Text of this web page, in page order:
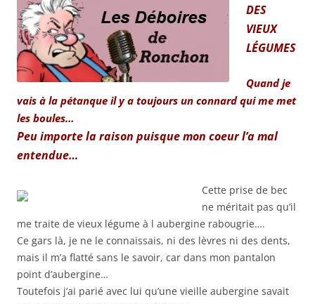
DES
VIEUX
LÉGUMES
Quand je
vais à la pétanque il y a toujours un connard qui me met
les boules…
Peu importe la raison puisque mon coeur l’a mal
entendue…
Cette prise de bec
ne méritait pas qu’il
me traite de vieux légume à l aubergine rabougrie….
Ce gars là, je ne le connaissais, ni des lèvres ni des dents,
mais il m’a flatté sans le savoir, car dans mon pantalon
point d’aubergine…
Toutefois j’ai parié avec lui qu’une vieille aubergine savait